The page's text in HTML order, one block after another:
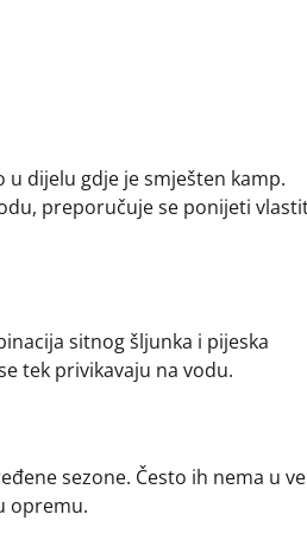
dijelu gdje je smješten kamp.
preporučuje se ponijeti
sitnog šljunka i pijeska
tek privikavaju na vodu.
sezone. Često ih nema u
opremu.